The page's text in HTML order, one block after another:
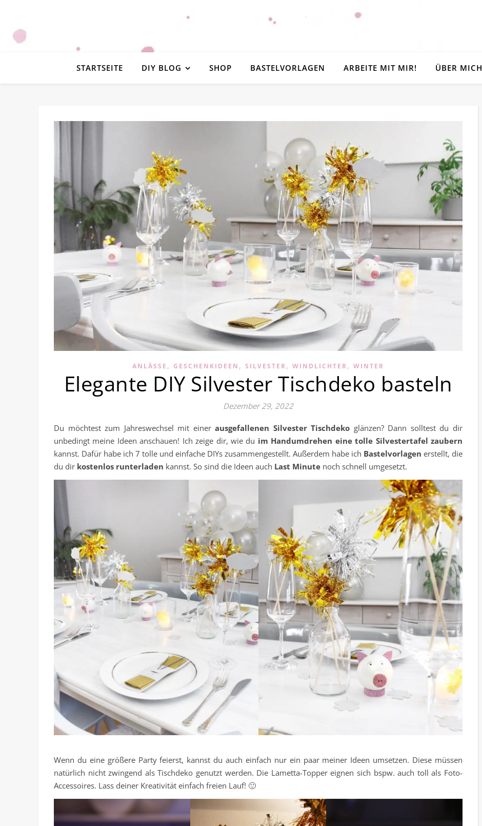
STARTSEITE DIY BLOG SHOP BASTELVORLAGEN ARBEITE MIT MIR! ÜBER MICH
ANLÄSSE , GESCHENKIDEEN , SILVESTER, WINDLICHTER, WINTER
Elegante DIY Silvester Tischdeko basteln
Dezember 29, 2022
Du möchtest zum Jahreswechsel mit einerausgefallenen Silvester Tischdeko glänzen? Dann solltest du dir
unbedingt meine Ideen anschauen! Ich zeige dir, wie du im Handumdrehen eine tolle Silvestertafel zaubern
kannst. Dafür habe ich 7 tolle und einfache DIYs zusammengestellt. Außerdem habe ich Bastelvorlagen erstellt, die
du dir kostenlos runterladen kannst. So sind die Ideen auch Last Minute noch schnell umgesetzt.
Wenn du eine größere Party feierst, kannst du auch einfach nur ein paar meiner Ideen umsetzen. Diese müssen
natürlich nicht zwingend als Tischdeko genutzt werden. Die Lametta-Topper eignen sich bspw. auch toll als Foto-
Accessoires. Lass deiner Kreativität einfach freien Lauf! 🙂